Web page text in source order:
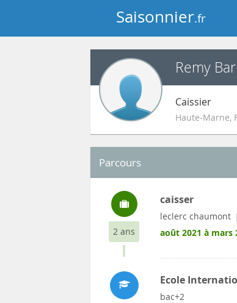
Saisonnier.fr
Remy
Caissier
Haute-Marne,
Parcours
2 ans
caisser
leclerc chaumont |
août 2021 à mars
Ecole
bac+2